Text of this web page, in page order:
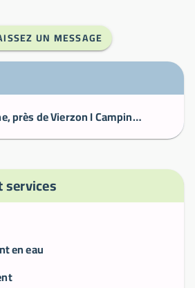
UN MESSAGE
Camping de Sologne, près de Vierzon I Camping Loir-et-Cher
services
en eau